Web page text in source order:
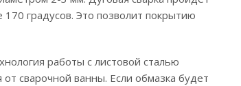
градусов. Это позволит покрытию
работы с листовой сталью
сварочной ванны. Если обмазка будет